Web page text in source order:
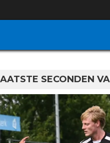
SECONDEN